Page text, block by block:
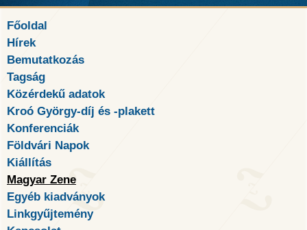
Főoldal
Hírek
Bemutatkozás
Tagság
Közérdekű adatok
Kroó György-díj és -plakett
Konferenciák
Földvári Napok
Kiállítás
Magyar Zene
Egyéb kiadványok
Linkgyűjtemény